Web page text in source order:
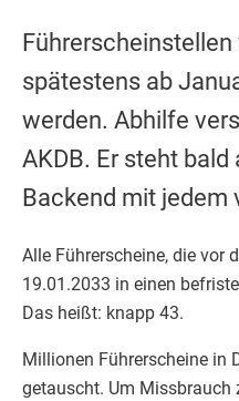
spätestens ab
werden. Abhilfe
AKDB. Er steht
Backend mit jedem
Alle Führerscheine, die vor
19.01.2033 in einen
Das heißt: knapp 43.
Millionen Führerscheine in
getauscht. Um Missbrauch